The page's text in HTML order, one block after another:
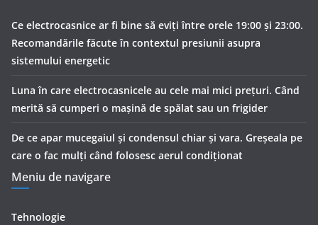
Ce electrocasnice ar fi bine să eviți între orele 19:00 și 23:00.
Recomandările făcute în contextul presiunii asupra
sistemului energetic
Luna în care electrocasnicele au cele mai mici prețuri. Când
merită să cumperi o mașină de spălat sau un frigider
De ce apar mucegaiul și condensul chiar și vara. Greșeala pe
care o fac mulți când folosesc aerul condiționat
Meniu de navigare
Tehnologie